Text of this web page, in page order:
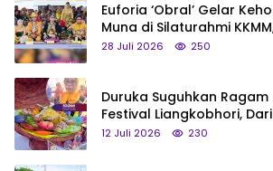
Euforia ‘Obral’ Gelar
Muna di Silaturahmi
Saya Bukan Tipe Begitu,
28 Juli 2026 250
Duruka Suguhkan
Festival Liangkobhori,
hingga Tumpeng Beras
12 Juli 2026 230